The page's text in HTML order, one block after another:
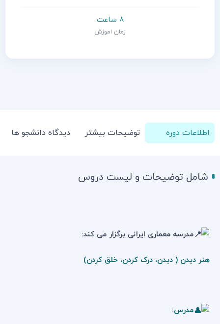
8 ساعت
زمان اموزش
اطلاعات دوره توضیحات بیشتر دیدگاه دانشجو ها
شامل توضیحات و لیست دروس
مدرسه معماری ایرانی برگزار می کند:
هنر دیدن ( دیدن، درک کردن، خلق کردن)
مدرس: